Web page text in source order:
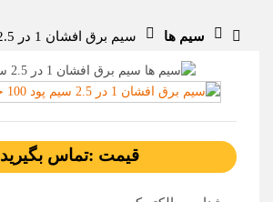
سیم ها سیم برق افشان 1 در 2.5 سیم پود 100
قیمت :تماس بگیرید